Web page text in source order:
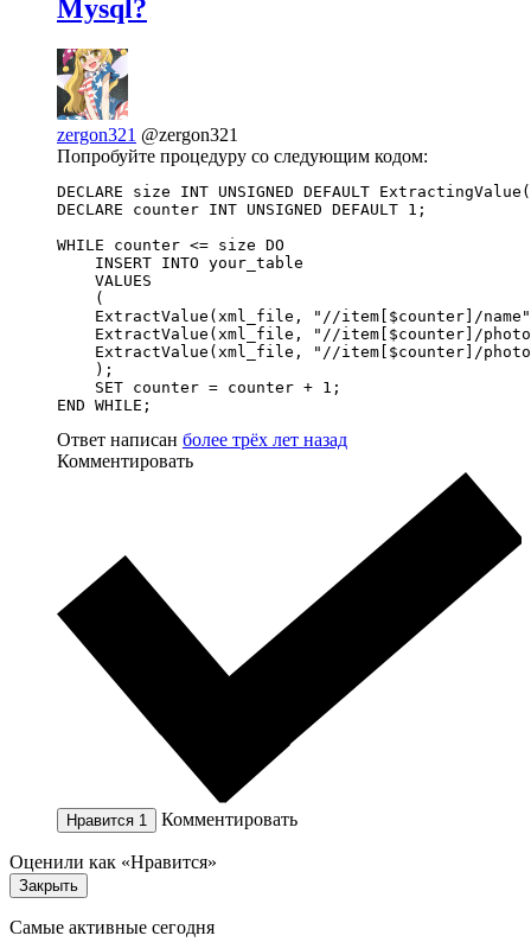
Mysql?
zergon321 @zergon321
Попробуйте процедуру со следующим кодом:
DECLARE size INT UNSIGNED DEFAULT
DECLARE counter INT UNSIGNED DEFAULT 1;
WHILE counter <= size DO
    INSERT INTO your_table
    VALUES
    (
ExtractValue(xml_file, "//item[$counter]/
ExtractValue(xml_file, "//item[$counter]/
ExtractValue(xml_file, "//item[$counter]/
    );
    SET counter = counter + 1;
END WHILE;
Ответ написан более трёх лет назад
Комментировать
Нравится 1 Комментировать
Оценили как «Нравится»
Закрыть
Самые активные сегодня